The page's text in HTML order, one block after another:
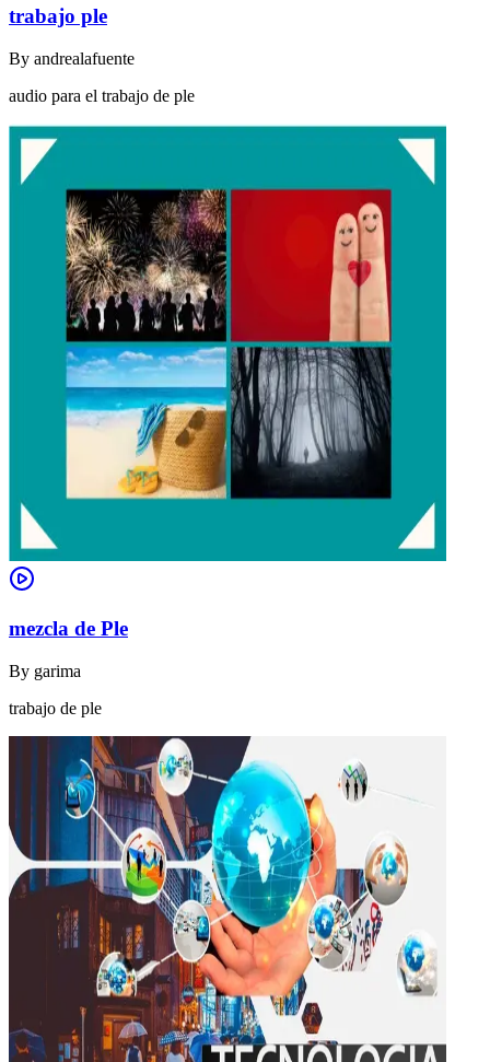
trabajo ple
By andrealafuente
audio para el trabajo de ple
mezcla de Ple
By garima
trabajo de ple